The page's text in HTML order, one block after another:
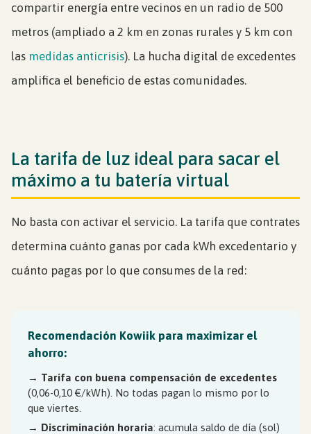
compartir energía entre vecinos en un radio de 500
metros (ampliado a 2 km en zonas rurales y 5 km con
las medidas anticrisis). La hucha digital de excedentes
amplifica el beneficio de estas comunidades.
La tarifa de luz ideal para sacar el
máximo a tu batería virtual
No basta con activar el servicio. La tarifa que contrates
determina cuánto ganas por cada kWh excedentario y
cuánto pagas por lo que consumes de la red:
Recomendación Kowiik para maximizar el
ahorro:
→ Tarifa con buena compensación de excedentes
(0,06-0,10 €/kWh). No todas pagan lo mismo por lo
que viertes.
→ Discriminación horaria: acumula saldo de día (sol)